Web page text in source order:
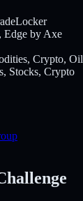
Edge by Axe
Crypto, Oil
Stocks, Crypto